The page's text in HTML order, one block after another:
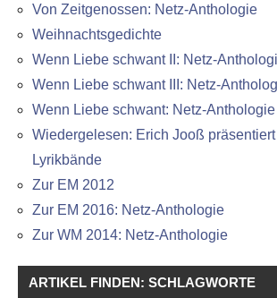
Von Zeitgenossen: Netz-Anthologie
Weihnachtsgedichte
Wenn Liebe schwant II: Netz-
Wenn Liebe schwant III: Netz-
Wenn Liebe schwant: Netz-Anthologie
Wiedergelesen: Erich Jooß
Lyrikbände
Zur EM 2012
Zur EM 2016: Netz-Anthologie
Zur WM 2014: Netz-Anthologie
ARTIKEL FINDEN: SCHLAGWORTE